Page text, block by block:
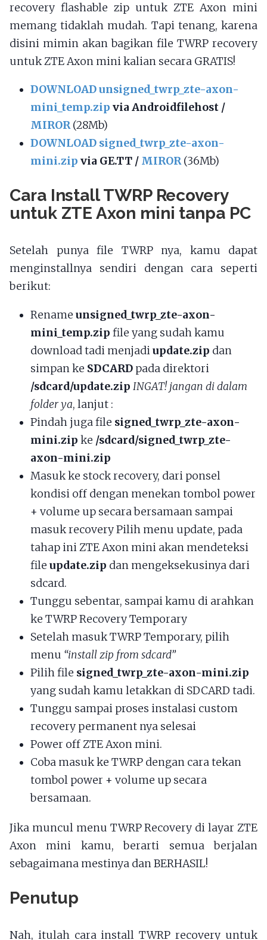
recovery flashable zip untuk ZTE Axon mini
memang tidaklah mudah. Tapi tenang, karena
disini mimin akan bagikan file TWRP recovery
untuk ZTE Axon mini kalian secara GRATIS!
DOWNLOAD unsigned_twrp_zte-axon-
mini_temp.zip via Androidfilehost /
MIROR(28Mb)
DOWNLOAD signed_twrp_zte-axon-
mini.zip via GE.TT / MIROR(36Mb)
Cara Install TWRP Recovery
untuk ZTE Axon mini tanpa PC
Setelah punya file TWRP nya, kamu dapat
menginstallnya sendiri dengan cara seperti
berikut:
Renameunsigned_twrp_zte-axon-
mini_temp.zip file yang sudah kamu
download tadi menjadiupdate.zip dan
simpan ke SDCARD pada direktori
/sdcard/update.zip INGAT! jangan di dalam
folder ya, lanjut :
Pindah juga file signed_twrp_zte-axon-
mini.zip ke /sdcard/signed_twrp_zte-
axon-mini.zip
Masuk ke stock recovery, dari ponsel
kondisi off dengan menekan tombol power
+ volume up secara bersamaan sampai
masuk recovery Pilih menu update, pada
tahap ini ZTE Axon mini akan mendeteksi
fileupdate.zip dan mengeksekusinya dari
sdcard.
Tunggu sebentar, sampai kamu di arahkan
ke TWRP Recovery Temporary
Setelah masuk TWRP Temporary, pilih
menu “install zip from sdcard”
Pilih file signed_twrp_zte-axon-mini.zip
yang sudah kamu letakkan di SDCARD tadi.
Tunggu sampai proses instalasi custom
recovery permanent nya selesai
Power off ZTE Axon mini.
Coba masuk ke TWRP dengan cara tekan
tombol power + volume up secara
bersamaan.
Jika muncul menu TWRP Recovery di layar ZTE
Axon mini kamu, berarti semua berjalan
sebagaimana mestinya dan BERHASIL!
Penutup
Nah, itulah cara install TWRP recovery untuk